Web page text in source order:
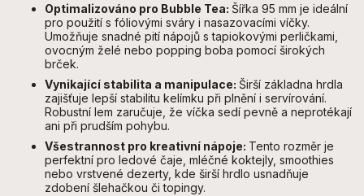
Optimalizováno pro Bubble Tea: Šířka 95 mm je ideální
pro použití s fóliovými sváry i nasazovacími víčky.
Umožňuje snadné pití nápojů s tapiokovými perličkami,
ovocným želé nebo popping boba pomocí širokých
brček.
Vynikající stabilita a manipulace: Širší základna hrdla
zajišťuje lepší stabilitu kelímku při plnění i servírování.
Robustní lem zaručuje, že víčka sedí pevně a neprotékají
ani při prudším pohybu.
Všestrannost pro kreativní nápoje: Tento rozměr je
perfektní pro ledové čaje, mléčné koktejly, smoothies
nebo vrstvené dezerty, kde širší hrdlo usnadňuje
zdobení šlehačkou či topingy.